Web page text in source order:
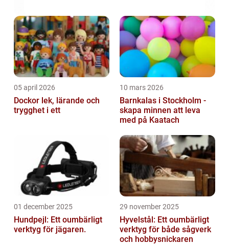
05 april 2026
Dockor lek, lärande och
trygghet i ett
10 mars 2026
Barnkalas i Stockholm -
skapa minnen att leva
med på Kaatach
01 december 2025
Hundpejl: Ett oumbärligt
verktyg för jägaren.
29 november 2025
Hyvelstål: Ett oumbärligt
verktyg för både sågverk
och hobbysnickaren